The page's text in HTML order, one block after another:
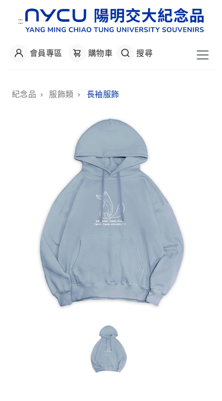
:::
會員專區 購物車 搜尋
紀念品 › 服飾類 › 長袖服飾